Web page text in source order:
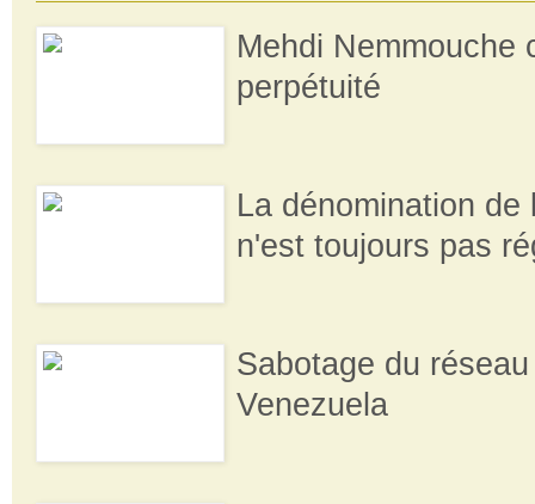
Mehdi Nemmouche
perpétuité
La dénomination de
n'est toujours pas
Sabotage du
Venezuela